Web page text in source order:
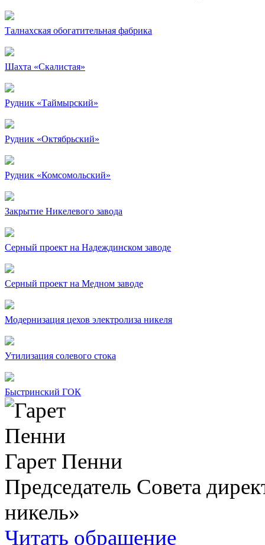
Талнахская обогатительная фабрика
Шахта «Скалистая»
Рудник «Таймырский»
Рудник «Октябрьский»
Рудник «Комсомольский»
Закрытие Никелевого завода
Серный проект на Надеждинском заводе
Серный проект на Медном заводе
Модернизация цехов электролиза никеля
Утилизация солевого стока
Быстринский ГОК
Гарет Пенни
Председатель Совета
никель»
Читать обращение